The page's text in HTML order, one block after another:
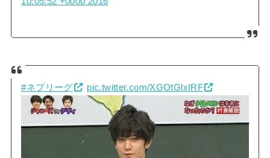
#ネプリーグ pic.twitter.com/XGOtGlxIRF